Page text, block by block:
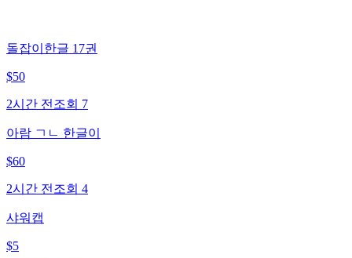
돌잡이한글 17권
$50
2시간 전 조회 7
아람 ㄱㄴ 한글이
$60
2시간 전 조회 4
샤워캡
$5